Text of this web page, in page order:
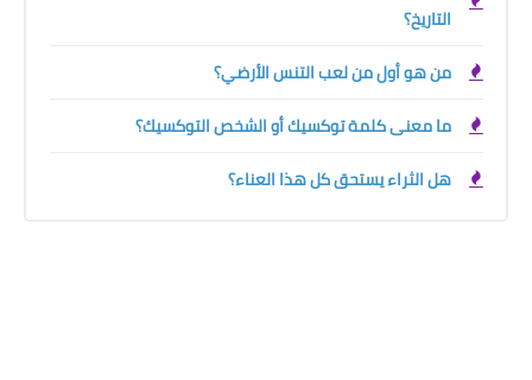
التاريخ؟
من هو أول من لعب التنس الأرضي؟
ما معنى كلمة توكسيك أو الشخص التوكسيك؟
هل الثراء يستحق كل هذا العناء؟